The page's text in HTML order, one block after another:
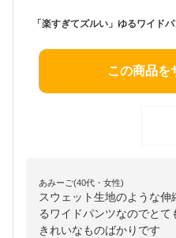
この商品を
あみーご(40代・女性)
スウェット生地のような
るワイドパンツなのでとて
きれいなものばかりです